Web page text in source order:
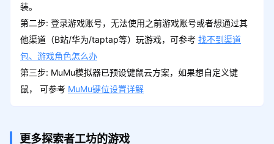
装。
第二步: 登录游戏账号，无法使用之前游戏账号或者想通过其
他渠道（B站/华为/taptap等）玩游戏，可参考 找不到渠道
包、游戏角色怎么办
第三步: MuMu模拟器已预设键鼠云方案，如果想自定义键
鼠， 可参考 MuMu键位设置详解
更多探索者工坊的游戏